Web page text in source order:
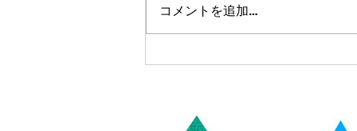
コメントを追加…